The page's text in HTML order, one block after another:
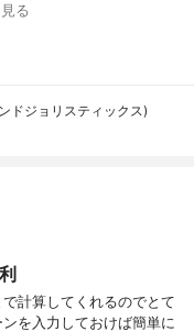
る
ドジョリスティックス)
計算してくれるのでとて
を入力しておけば簡単に